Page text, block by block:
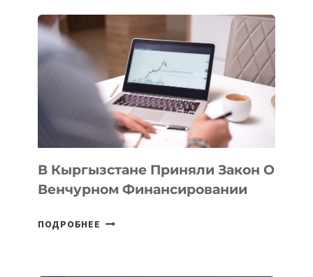
FINANCE
&
TECHNOLOGY
FORUM
В Кыргызстане Приняли Закон О
Венчурном Финансировании
ПОДРОБНЕЕ